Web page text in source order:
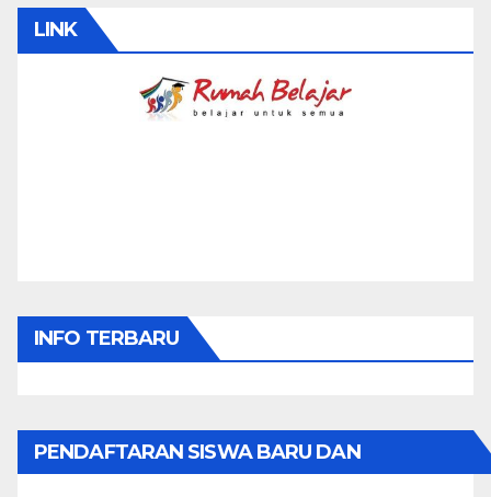
LINK
INFO TERBARU
PENDAFTARAN SISWA BARU DAN